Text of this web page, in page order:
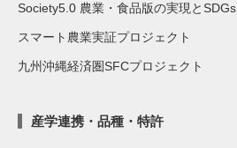
Society5.0 農業・食品版の実現とSDGs
スマート農業実証プロジェクト
九州沖縄経済圏SFCプロジェクト
産学連携・品種・特許